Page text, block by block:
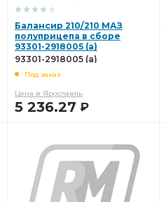
Балансир 210/210 МАЗ
полуприцепа в сборе
93301-2918005 (а)
93301-2918005 (а)
Под заказ
Цена в Ярославль
5 236.27 Р